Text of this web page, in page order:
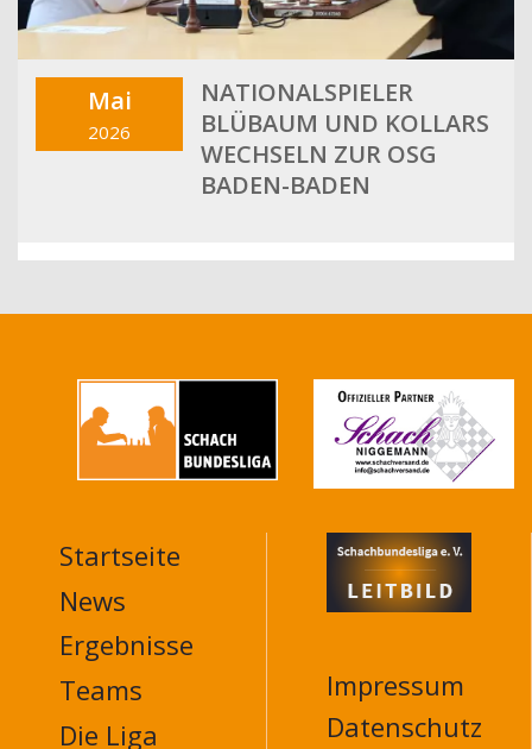
Mai
2026
NATIONALSPIELER
BLÜBAUM UND KOLLARS
WECHSELN ZUR OSG
BADEN-BADEN
MAIN
NAVIGATION
FOOTER
Startseite
News
Ergebnisse
Teams
Die Liga
Impressum
Datenschutz